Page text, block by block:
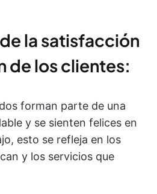
la satisfacción
de los clientes:
forman parte de una
y se sienten felices en
esto se refleja en los
y los servicios que